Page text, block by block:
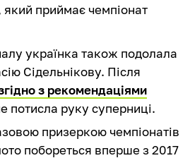
який приймає чемпіонат
українка також подолала
Сідельнікову. Після
з рекомендаціями
потисла руку суперниці.
призеркою чемпіонатів
побореться вперше з 2017